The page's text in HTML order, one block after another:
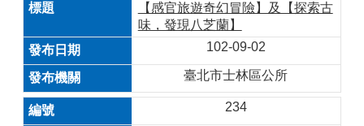
【感官旅遊奇幻冒險】及【探索古
味，發現八芝蘭】
102-09-02
臺北市士林區公所
234